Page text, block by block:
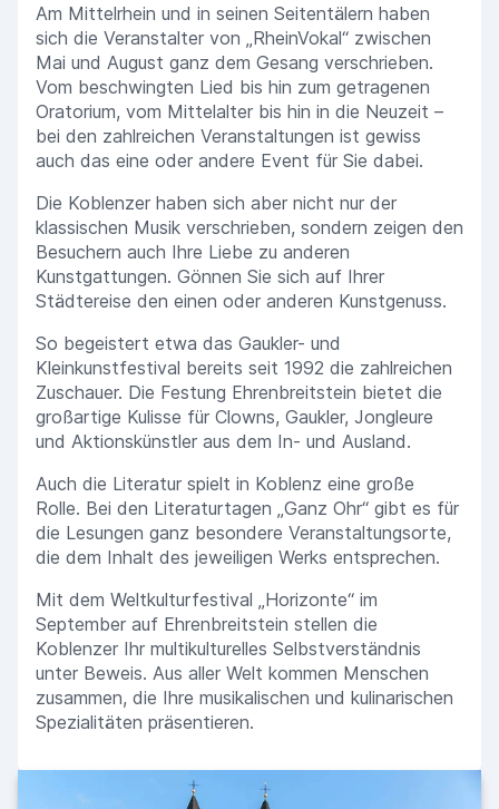
Am Mittelrhein und in seinen Seitentälern haben
sich die Veranstalter von „RheinVokal“ zwischen
Mai und August ganz dem Gesang verschrieben.
Vom beschwingten Lied bis hin zum getragenen
Oratorium, vom Mittelalter bis hin in die Neuzeit –
bei den zahlreichen Veranstaltungen ist gewiss
auch das eine oder andere Event für Sie dabei.
Die Koblenzer haben sich aber nicht nur der
klassischen Musik verschrieben, sondern zeigen den
Besuchern auch Ihre Liebe zu anderen
Kunstgattungen. Gönnen Sie sich auf Ihrer
Städtereise den einen oder anderen Kunstgenuss.
So begeistert etwa das Gaukler- und
Kleinkunstfestival bereits seit 1992 die zahlreichen
Zuschauer. Die Festung Ehrenbreitstein bietet die
großartige Kulisse für Clowns, Gaukler, Jongleure
und Aktionskünstler aus dem In- und Ausland.
Auch die Literatur spielt in Koblenz eine große
Rolle. Bei den Literaturtagen „Ganz Ohr“ gibt es für
die Lesungen ganz besondere Veranstaltungsorte,
die dem Inhalt des jeweiligen Werks entsprechen.
Mit dem Weltkulturfestival „Horizonte“ im
September auf Ehrenbreitstein stellen die
Koblenzer Ihr multikulturelles Selbstverständnis
unter Beweis. Aus aller Welt kommen Menschen
zusammen, die Ihre musikalischen und kulinarischen
Spezialitäten präsentieren.